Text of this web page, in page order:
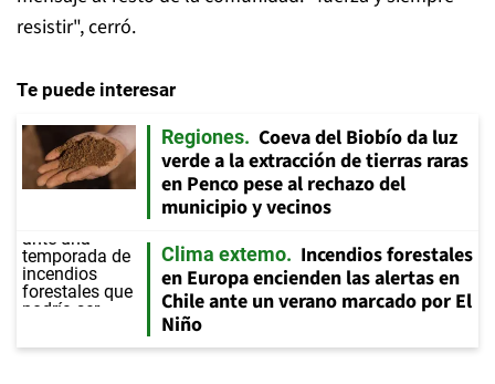
resistir", cerró.
Te puede interesar
Regiones
Coeva del Biobío da luz
verde a la extracción de tierras raras
en Penco pese al rechazo del
municipio y vecinos
Clima extemo
Incendios forestales
en Europa encienden las alertas en
Chile ante un verano marcado por El
Niño